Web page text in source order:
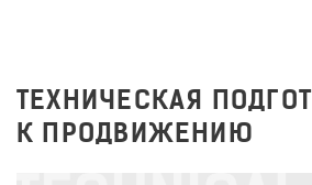
ТЕХНИЧЕСКАЯ
К ПРОДВИЖЕНИЮ